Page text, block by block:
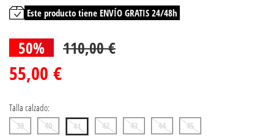
Este producto tiene ENVÍO GRATIS 24/48h
50% 110,00 €
55,00 €
Talla calzado:
39 40 41 42 43 44
45